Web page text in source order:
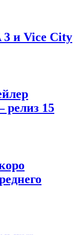
3 и Vice City
релиз 15